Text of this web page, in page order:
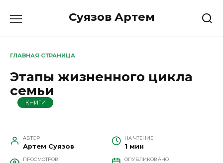
Суязов Артем
ГЛАВНАЯ СТРАНИЦА
Этапы жизненного цикла
семьи
КНИГИ
АВТОР
Артем Суязов
НА ЧТЕНИЕ
1 мин
ПРОСМОТРОВ ОПУБЛИКОВАНО